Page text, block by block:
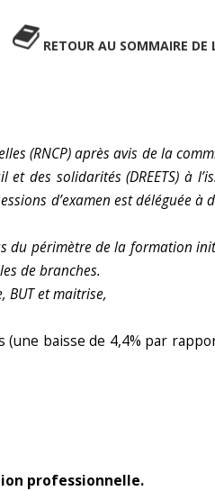
RETOUR AU SOMMAIRE
(RNCP) après avis de la
des solidarités (DREETS) à
d’examen est déléguée à
périmètre de la formation
de branches.
BUT et maitrise,
baisse de 4,4% par
professionnelle.